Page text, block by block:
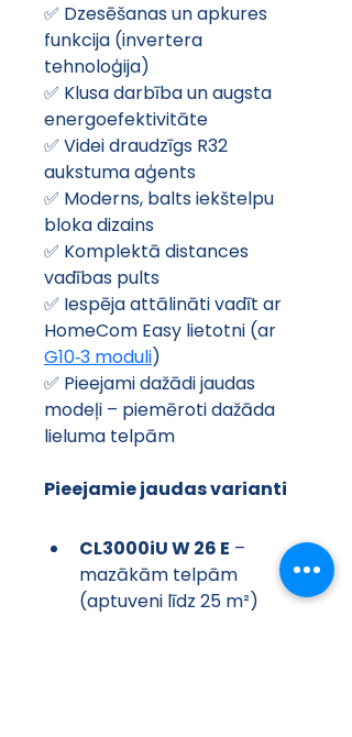
✅ Dzesēšanas un apkures
funkcija (invertera
tehnoloģija)
✅ Klusa darbība un augsta
energoefektivitāte
✅ Videi draudzīgs R32
aukstuma aģents
✅ Moderns, balts iekštelpu
bloka dizains
✅ Komplektā distances
vadības pults
✅ Iespēja attālināti vadīt ar
HomeCom Easy lietotni (ar
G10‑3 moduli)
✅ Pieejami dažādi jaudas
modeļi – piemēroti dažāda
lieluma telpām
Pieejamie jaudas varianti
CL3000iU W 26 E –
mazākām telpām
(aptuveni līdz 25 m²)